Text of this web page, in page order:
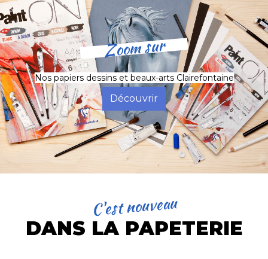
Zoom sur
Nos papiers dessins et beaux-arts Clairefontaine
Découvrir
C'est nouveau
DANS LA PAPETERIE